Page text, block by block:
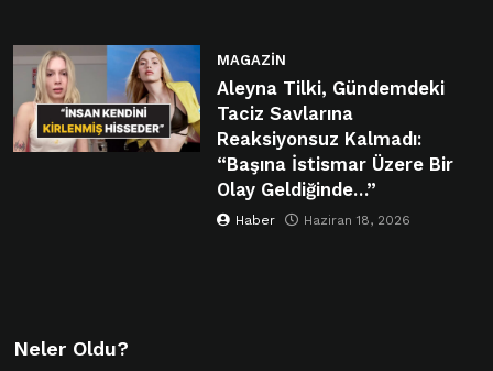
MAGAZIN
Aleyna Tilki, Gündemdeki
Taciz Savlarına
Reaksiyonsuz Kalmadı:
“Başına İstismar Üzere Bir
Olay Geldiğinde…”
Haber Haziran 18, 2026
Neler Oldu?